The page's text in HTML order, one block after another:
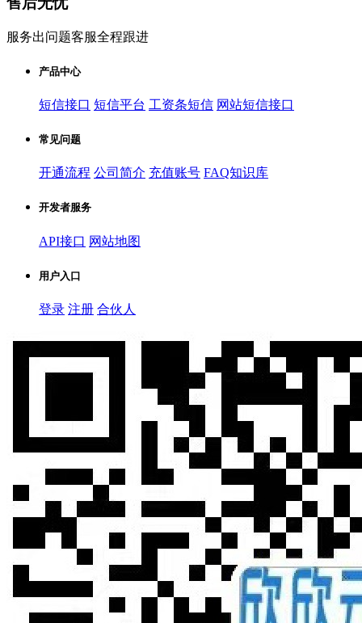
服务出问题客服全程跟进
产品中心
短信接口 短信平台 工资条短信 网站短信接口
常见问题
开通流程 公司简介 充值账号 FAQ知识库
开发者服务
API接口 网站地图
用户入口
登录 注册 合伙人